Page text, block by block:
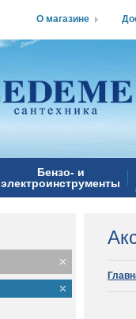
Бензо- и
электроинструменты
О магазине